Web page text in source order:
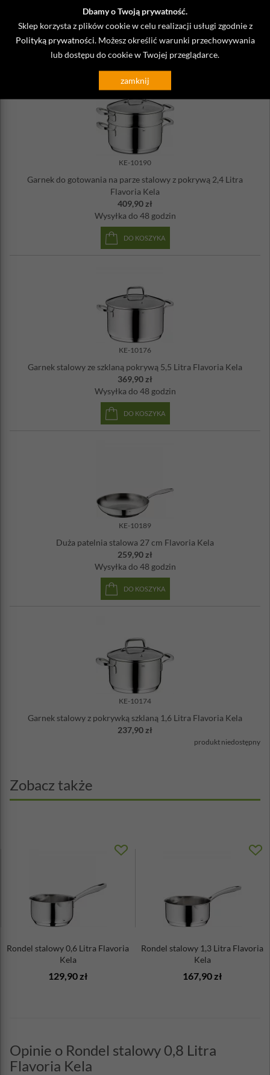
Dbamy o Twoją prywatność.
Sklep korzysta z plików cookie w celu realizacji usługi zgodnie z
Polityką prywatności. Możesz określić warunki przechowywania
lub dostępu do cookie w Twojej przeglądarce.
zamknij
299,90 zł
Wysyłkado 48 godzin
DO KOSZYKA
KE-10190
Garnek do gotowania na parze stalowy z pokrywą 2,4 Litra
Flavoria Kela
409,90 zł
Wysyłka do 48 godzin
DO KOSZYKA
KE-10176
Garnek stalowy ze szklaną pokrywą 5,5 Litra Flavoria Kela
369,90 zł
Wysyłka do 48 godzin
DO KOSZYKA
KE-10189
Duża patelnia stalowa 27 cm Flavoria Kela
259,90 zł
Wysyłka do 48 godzin
DO KOSZYKA
KE-10174
Garnek stalowy z pokrywką szklaną 1,6 Litra Flavoria Kela
237,90 zł
produkt niedostępny
Zobacz także
Rondel stalowy 0,6 Litra Flavoria
Kela
129,90 zł
Rondel stalowy 1,3 Litra Flavoria
Kela
167,90 zł
Opinie o Rondel stalowy 0,8 Litra
Flavoria Kela